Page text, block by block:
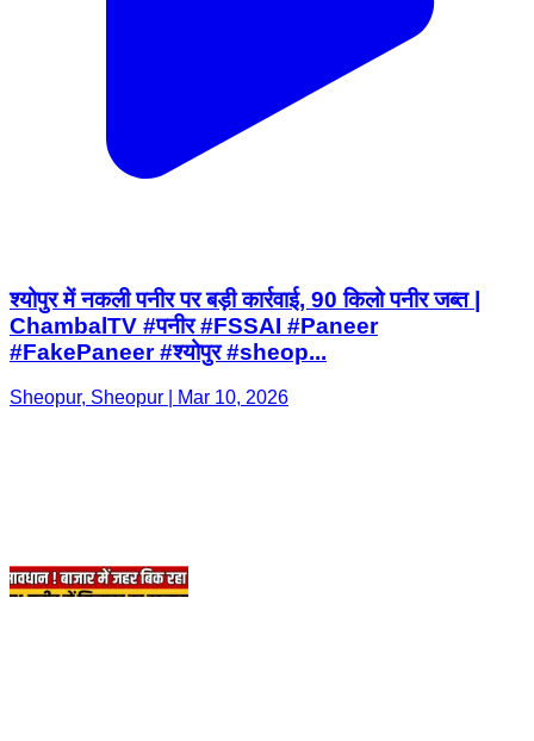
श्योपुर में नकली पनीर पर बड़ी कार्रवाई, 90 किलो पनीर जब्त |
ChambalTV #पनीर #FSSAI #Paneer